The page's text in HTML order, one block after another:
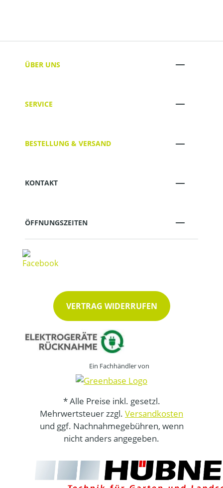
ÜBER UNS
SERVICE
BESTELLUNG & VERSAND
KONTAKT
ÖFFNUNGSZEITEN
VERTRAG WIDERRUFEN
Ein Fachhändler von
* Alle Preise inkl. gesetzl.
Mehrwertsteuer zzgl. Versandkosten
und ggf. Nachnahmegebühren, wenn
nicht anders angegeben.